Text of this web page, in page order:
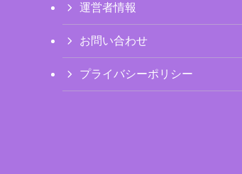
運営者情報
お問い合わせ
プライバシーポリシー